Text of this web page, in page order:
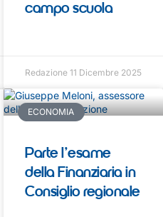
campo scuola
Redazione 11 Dicembre 2025
ECONOMIA
Parte l’esame
della Finanziaria in
Consiglio regionale